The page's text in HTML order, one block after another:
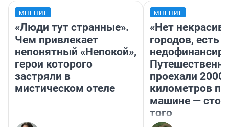
МНЕНИЕ
«Люди тут странные».
Чем привлекает
непонятный «Непокой»,
герои которого
застряли в
мистическом отеле
МНЕНИЕ
«Нет
городов, есть
проехали 2000
километров по
машине —
того